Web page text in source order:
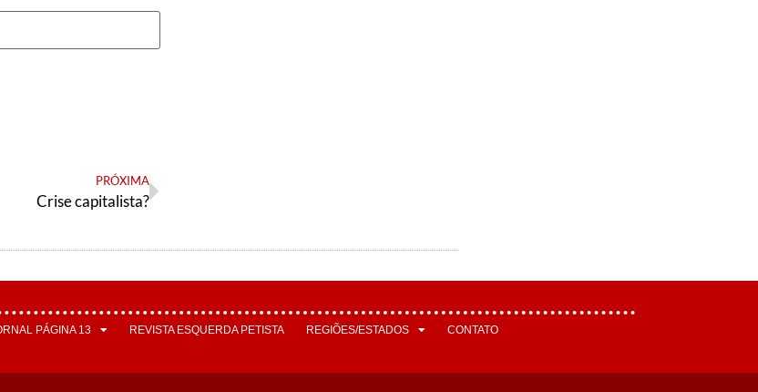
PRÓXIMA
Crise capitalista?
PÁGINA 13 REVISTA ESQUERDA PETISTA REGIÕES/ESTADOS CONTATO